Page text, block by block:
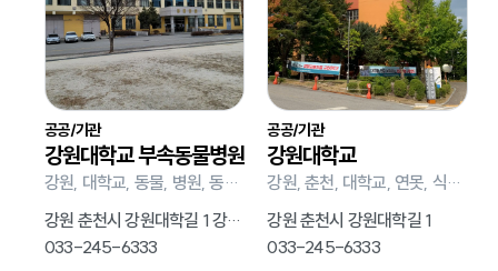
공공/기관
강원대학교 부속동물병원
강원, 대학교, 동물, 병원, 동물병원
강원 춘천시 강원대학길 1 강원대학교
033-245-6333
공공/기관
강원대학교
강원, 춘천, 대학교, 연못, 식당, 기숙사
강원 춘천시 강원대학길 1
033-245-6333